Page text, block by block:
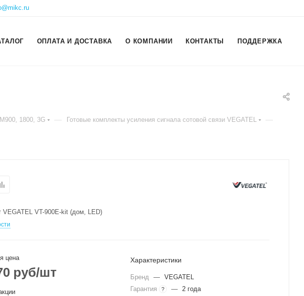
ОПЛАТА И ДОСТАВКА О КОМПАНИИ КОНТАКТЫ ПОДДЕРЖКА
1800, 3G — Готовые комплекты усиления сигнала сотовой связи VEGATEL —
VEGATEL VT-900E-kit (дом, LED)
цена
руб/шт
Характеристики
Бренд — VEGATEL
Гарантия
? — 2 года